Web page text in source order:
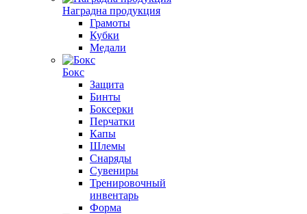
Наградна продукция
Грамоты
Кубки
Медали
Бокс
Защита
Бинты
Боксерки
Перчатки
Капы
Шлемы
Снаряды
Сувениры
Тренировочный
инвентарь
Форма